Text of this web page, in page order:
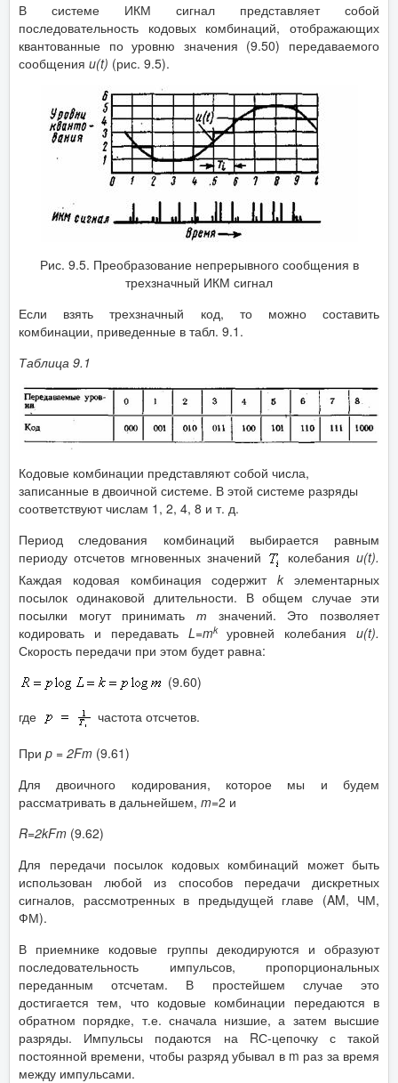
В системе ИКМ сигнал представляет собой
последовательность кодовых комбинаций, отображающих
квантованные по уровню значения (9.50) передаваемого
сообщения u(t) (рис. 9.5).
Рис. 9.5. Преобразование непрерывного сообщения в
трехзначный ИКМ сигнал
Если взять трехзначный код, то можно составить
комбинации, приведенные в табл. 9.1.
Таблица 9.1
Кодовые комбинации представляют собой числа,
записанные в двоичной системе. В этой системе разряды
соответствуют числам 1, 2, 4, 8 и т. д.
Период следования комбинаций выбирается равным
периоду отсчетов мгновенных значений
колебания u(t).
Каждая кодовая комбинация содержитk элементарных
посылок одинаковой длительности. В общем случае эти
посылки могут принимать т значений. Это позволяет
кодировать и передавать L=mkуровней колебания u(t).
Скорость передачи при этом будет равна:
(9.60)
где
частота отсчетов.
При p = 2Fm (9.61)
Для двоичного кодирования, которое мы и будем
рассматривать в дальнейшем, m=2 и
R=2kFm (9.62)
Для передачи посылок кодовых комбинаций может быть
использован любой из способов передачи дискретных
сигналов, рассмотренных в предыдущей главе (AM, ЧМ,
ФМ).
В приемнике кодовые группы декодируются и образуют
последовательность импульсов, пропорциональных
переданным отсчетам. В простейшем случае это
достигается тем, что кодовые комбинации передаются в
обратном порядке, т.е. сначала низшие, а затем высшие
разряды. Импульсы подаются на RС-цепочку с такой
постоянной времени, чтобы разряд убывал в m раз за время
между импульсами.